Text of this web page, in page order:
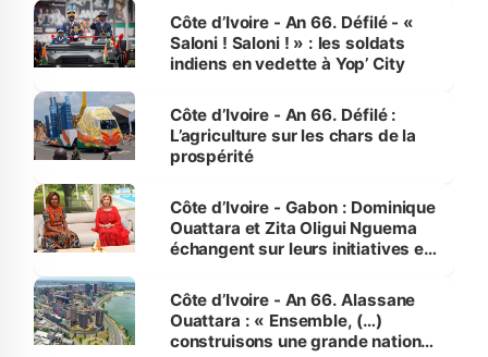
Côte d’Ivoire - An 66. Défilé - «
Saloni ! Saloni ! » : les soldats
indiens en vedette à Yop’ City
Côte d’Ivoire - An 66. Défilé :
L’agriculture sur les chars de la
prospérité
Côte d’Ivoire - Gabon : Dominique
Ouattara et Zita Oligui Nguema
échangent sur leurs initiatives en
enfants
Côte d’Ivoire - An 66. Alassane
Ouattara : « Ensemble, (…)
construisons une grande nation